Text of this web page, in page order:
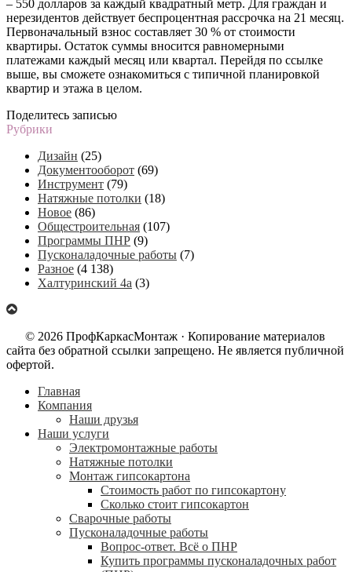
– 550 долларов за каждый квадратный метр. Для граждан и
нерезидентов действует беспроцентная рассрочка на 21 месяц.
Первоначальный взнос составляет 30 % от стоимости
квартиры. Остаток суммы вносится равномерными
платежами каждый месяц или квартал. Перейдя по ссылке
выше, вы сможете ознакомиться с типичной планировкой
квартир и этажа в целом.
Поделитесь записью
Рубрики
Дизайн (25)
Документооборот (69)
Инструмент (79)
Натяжные потолки (18)
Новое (86)
Общестроительная (107)
Программы ПНР (9)
Пусконаладочные работы (7)
Разное (4 138)
Халтуринский 4а (3)
© 2026 ПрофКаркасМонтаж · Копирование материалов
сайта без обратной ссылки запрещено. Не является публичной
офертой.
Главная
Компания
Наши друзья
Наши услуги
Электромонтажные работы
Натяжные потолки
Монтаж гипсокартона
Стоимость работ по гипсокартону
Сколько стоит гипсокартон
Сварочные работы
Пусконаладочные работы
Вопрос-ответ. Всё о ПНР
Купить программы пусконаладочных работ